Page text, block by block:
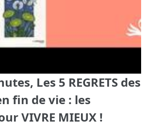
Les 5 REGRETS des
fin de vie : les
VIVRE MIEUX !